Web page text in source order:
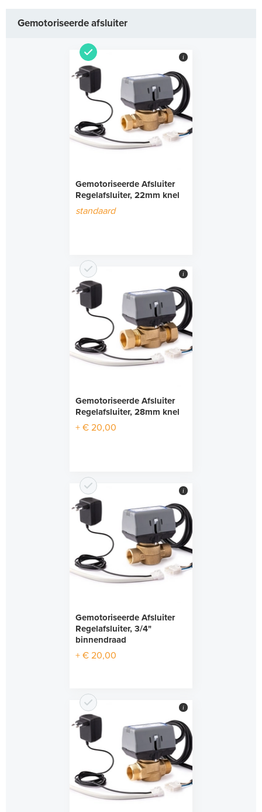
Gemotoriseerde afsluiter
Gemotoriseerde Afsluiter
Regelafsluiter, 22mm knel
standaard
i
Gemotoriseerde Afsluiter
Regelafsluiter, 28mm knel
+ € 20,00
i
Gemotoriseerde Afsluiter
Regelafsluiter, 3/4"
binnendraad
+ € 20,00
i
i